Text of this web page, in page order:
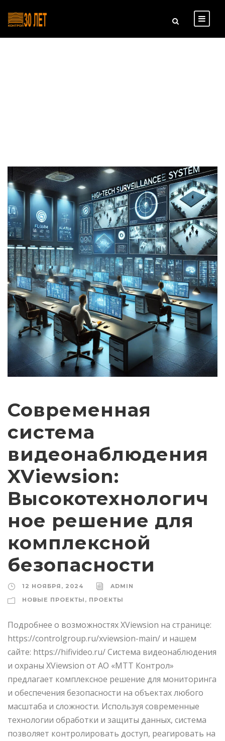
Современная
система
видеонаблюдения
XViewsion:
Высокотехнологич
ное решение для
комплексной
безопасности
12 НОЯБРЯ, 2024
ADMIN
НОВЫЕ ПРОЕКТЫ , ПРОЕКТЫ
Подробнее о возможностях XViewsion на странице:
https://controlgroup.ru/xviewsion-main/ и нашем
сайте: https://hifivideo.ru/ Система видеонаблюдения
и охраны XViewsion от АО «МТТ Контрол»
предлагает комплексное решение для мониторинга
и обеспечения безопасности на объектах любого
масштаба и сложности. Используя современные
технологии обработки и защиты данных, система
позволяет контролировать доступ, реагировать на